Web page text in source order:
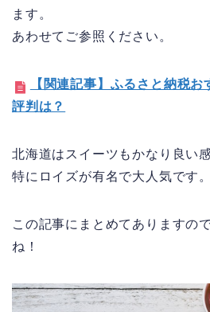
ます。
あわせてご参照ください。
【関連記事】ふるさと納税お
評判は？
北海道はスイーツもかなり良い
特にロイズが有名で大人気です。
この記事にまとめてありますの
ね！